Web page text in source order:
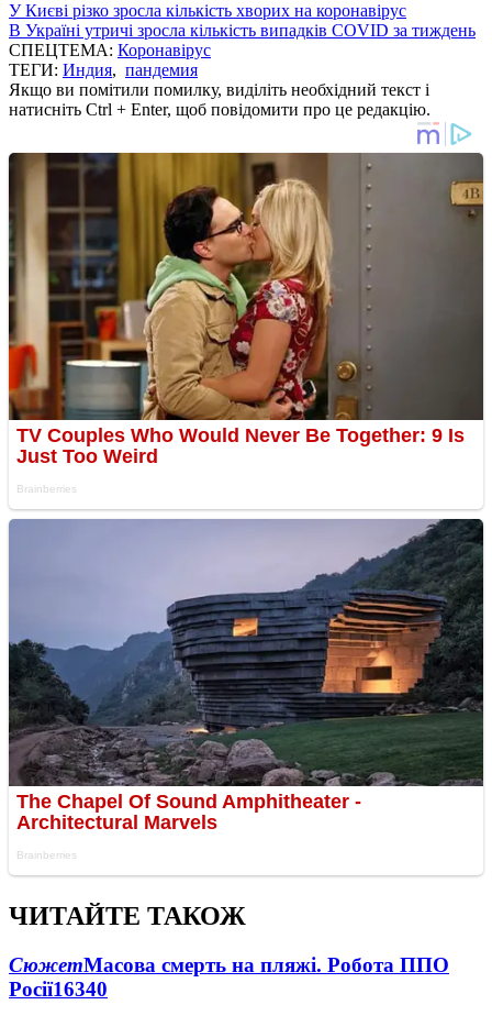
У Києві різко зросла кількість хворих на коронавірус
В Україні утричі зросла кількість випадків COVID за тиждень
СПЕЦТЕМА: Коронавірус
ТЕГИ: Индия, пандемия
Якщо ви помітили помилку, виділіть необхідний текст і
натисніть Ctrl + Enter, щоб повідомити про це редакцію.
ЧИТАЙТЕ ТАКОЖ
СюжетМасова смерть на пляжі. Робота ППО
Росії16340